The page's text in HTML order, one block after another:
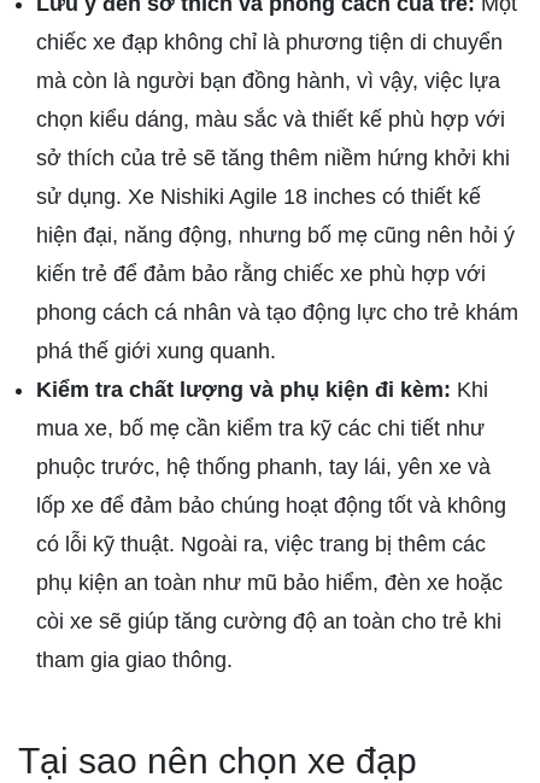
chiếc xe đạp không chỉ là phương tiện di chuyển
mà còn là người bạn đồng hành, vì vậy, việc lựa
chọn kiểu dáng, màu sắc và thiết kế phù hợp với
sở thích của trẻ sẽ tăng thêm niềm hứng khởi khi
sử dụng. Xe Nishiki Agile 18 inches có thiết kế
hiện đại, năng động, nhưng bố mẹ cũng nên hỏi ý
kiến trẻ để đảm bảo rằng chiếc xe phù hợp với
phong cách cá nhân và tạo động lực cho trẻ khám
phá thế giới xung quanh.
Kiểm tra chất lượng và phụ kiện đi kèm: Khi
mua xe, bố mẹ cần kiểm tra kỹ các chi tiết như
phuộc trước, hệ thống phanh, tay lái, yên xe và
lốp xe để đảm bảo chúng hoạt động tốt và không
có lỗi kỹ thuật. Ngoài ra, việc trang bị thêm các
phụ kiện an toàn như mũ bảo hiểm, đèn xe hoặc
còi xe sẽ giúp tăng cường độ an toàn cho trẻ khi
tham gia giao thông.
Tại sao nên chọn xe đạp